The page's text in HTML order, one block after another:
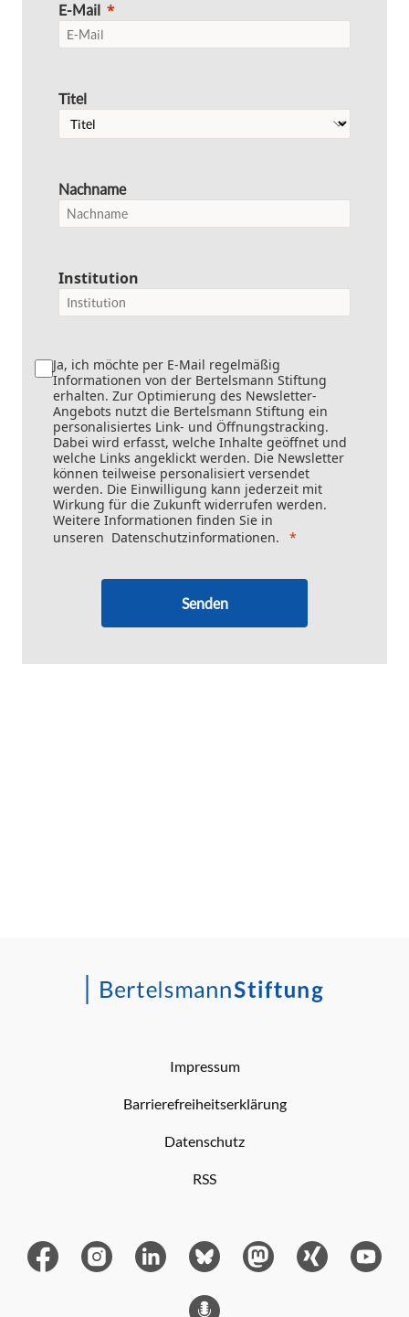
E-Mail
Titel
Nachname
Institution
Ja, ich möchte per E-Mail regelmäßig
Informationen von der Bertelsmann Stiftung
erhalten. Zur Optimierung des Newsletter-
Angebots nutzt die Bertelsmann Stiftung ein
personalisiertes Link- und Öffnungstracking.
Dabei wird erfasst, welche Inhalte geöffnet und
welche Links angeklickt werden. Die Newsletter
können teilweise personalisiert versendet
werden. Die Einwilligung kann jederzeit mit
Wirkung für die Zukunft widerrufen werden.
Weitere Informationen finden Sie in
unseren Datenschutzinformationen.
Senden
Impressum
Barrierefreiheitserklärung
Datenschutz
RSS